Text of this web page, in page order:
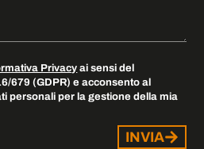
Privacyai sensi del
679 (GDPR) e acconsento al
personali per la gestione della mia
INVIA